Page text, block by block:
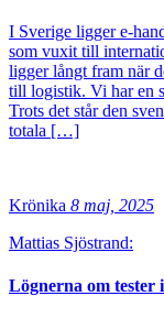
I Sverige ligger e-
som vuxit till
ligger långt fram när
till logistik. Vi har en
Trots det står den
totala […]
Krönika 8 maj, 2025
Mattias Sjöstrand:
Lögnerna om